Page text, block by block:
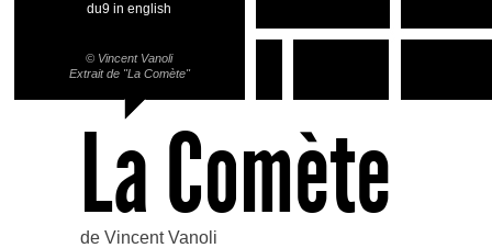
du9 in english
© Vincent Vanoli
Extrait de "La Comète"
La Comète
de Vincent Vanoli